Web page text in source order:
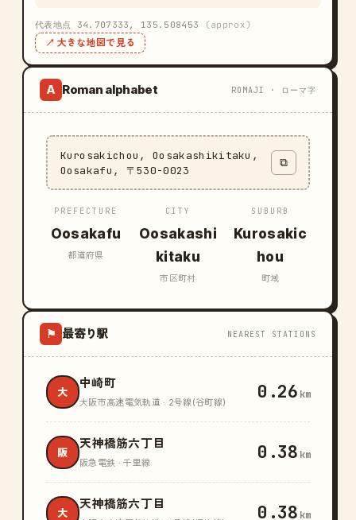
代表地点 34.707333, 135.508453 (approx)
↗ 大きな地図で見る
A Roman alphabet ROMAJI · ローマ字
Kurosakichou, Oosakashikitaku,
Oosakafu, 〒530-0023
⧉
PREFECTURE
Oosakafu
都道府県
CITY
Oosakashi
kitaku
市区町村
SUBURB
Kurosakic
hou
町域
⚑ 最寄り駅 NEAREST STATIONS
大
中崎町
大阪市高速電気軌道 · 2号線(谷町線) 0.26 km
阪
天神橋筋六丁目
阪急電鉄 · 千里線 0.38 km
大
天神橋筋六丁目 0.38 km